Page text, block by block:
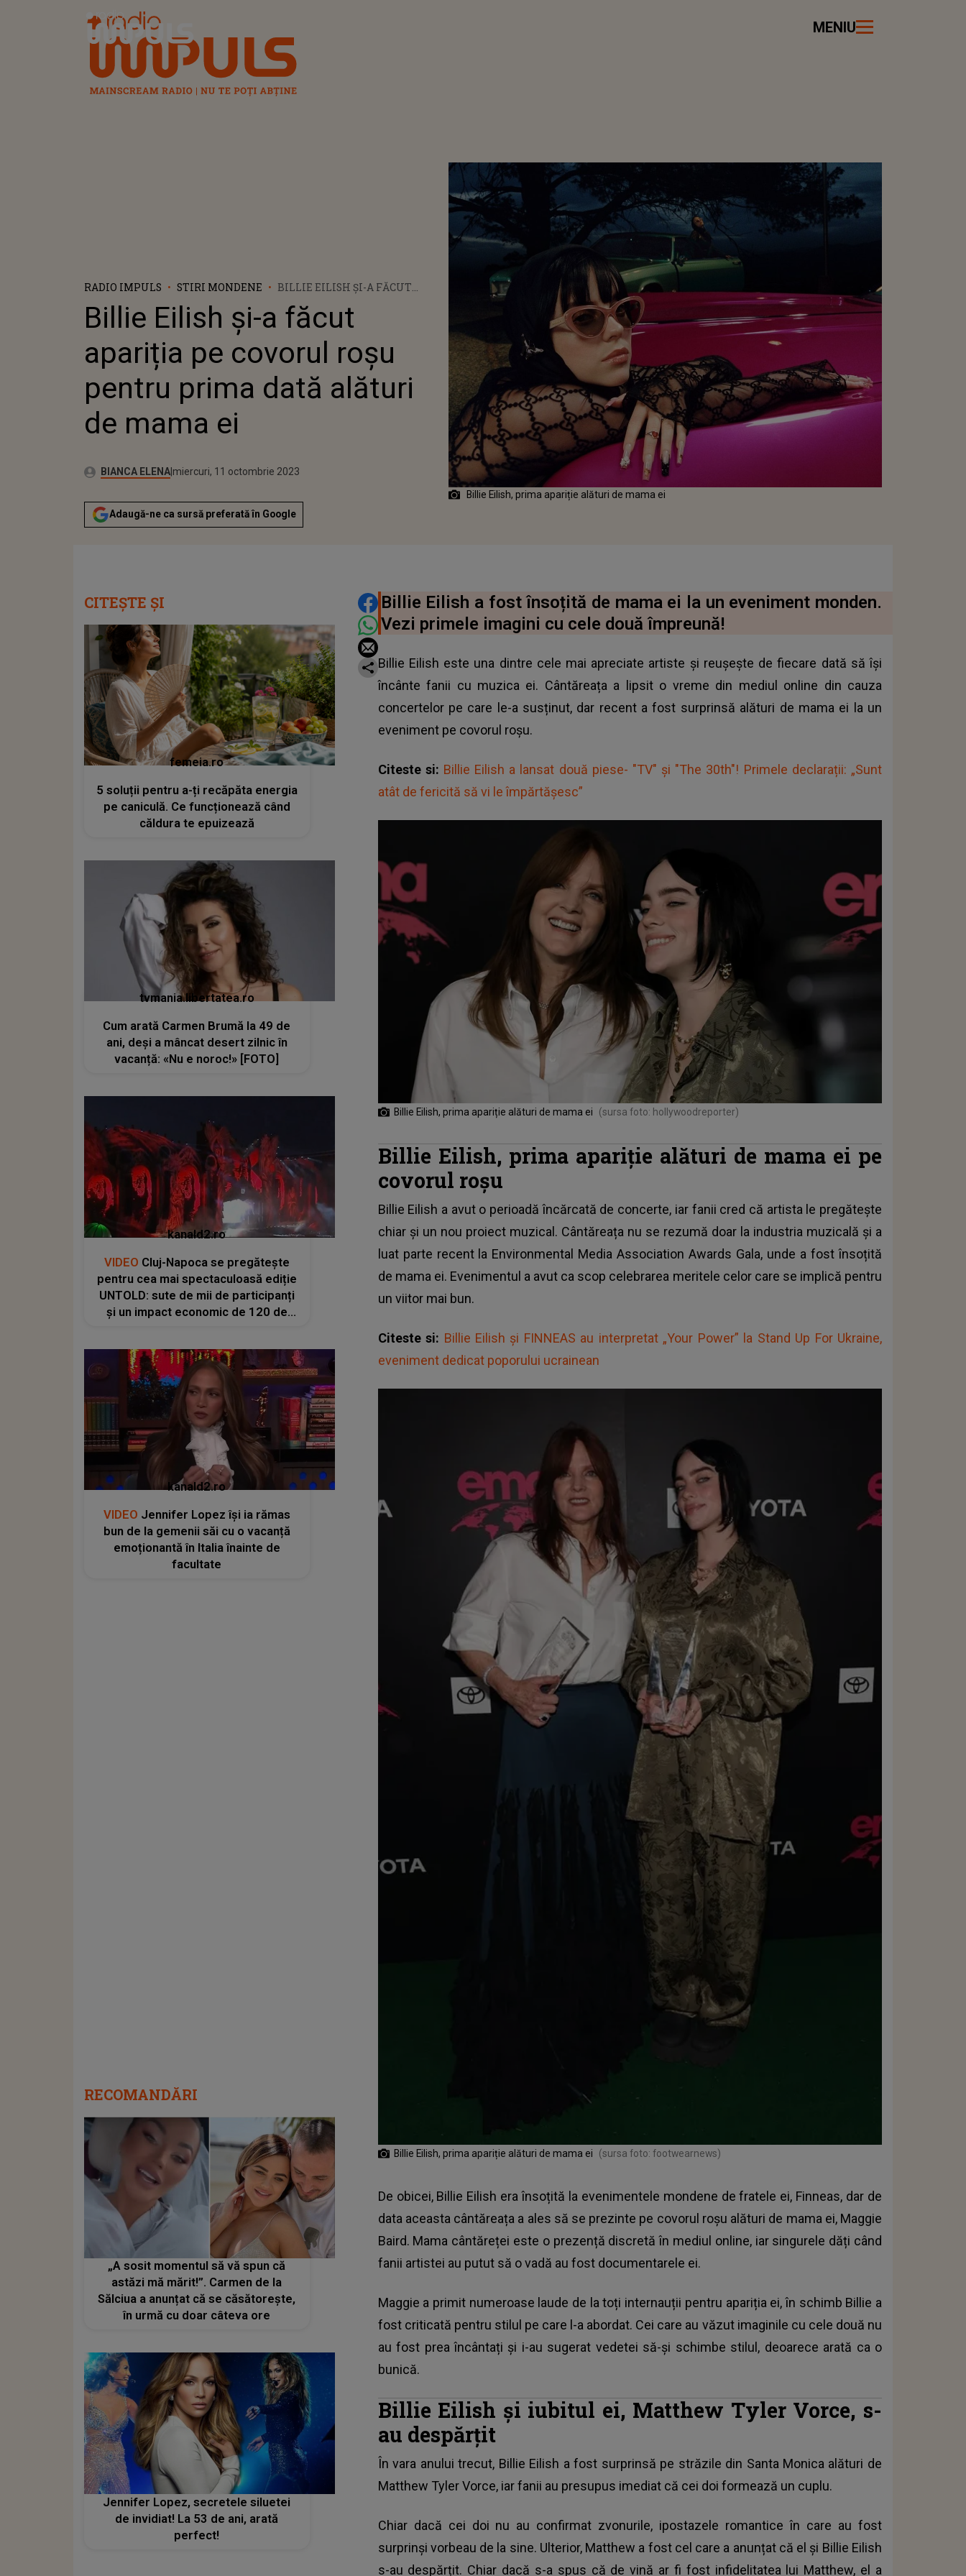
Radio Impuls MENIU
RADIO IMPULS STIRI MONDENE
BILLIE EILISH ȘI-A FĂCUT
PENTRU PRIMA DATĂ ALĂTURI
DE MAMA EI
Billie Eilish și-a făcut
apariția pe covorul roșu
pentru prima dată alături
de mama ei
Autor:BIANCA ELENAPublicat:
marți, 11 octombrie 2022
Actualizat:
miercuri, 11 octombrie 2023
Adaugă-ne ca sursă preferată în Google
Billie Eilish, prima apariție alături de mama ei
DISTRIBUIE ARTICOLUL
Billie Eilish a fost însoțită de mama ei la un eveniment monden.
Vezi primele imagini cu cele două împreună!
Billie Eilish este una dintre cele mai apreciate artiste și reușește de fiecare dată să își
încânte fanii cu muzica ei. Cântăreața a lipsit o vreme din mediul online din cauza
concertelor pe care le-a susținut, dar recent a fost surprinsă alături de mama ei la un
eveniment pe covorul roșu.
Citeste si: Billie Eilish a lansat două piese- "TV" și "The 30th"! Primele declarații: „Sunt
atât de fericită să vi le împărtășesc”
Billie Eilish, prima apariție alături de mama ei (sursa foto: hollywoodreporter)
Billie Eilish, prima apariție alături de mama ei pe
covorul roșu
Billie Eilish a avut o perioadă încărcată de concerte, iar fanii cred că artista le pregătește
chiar și un nou proiect muzical. Cântăreața nu se rezumă doar la industria muzicală și a
luat parte recent la Environmental Media Association Awards Gala, unde a fost însoțită
de mama ei. Evenimentul a avut ca scop celebrarea meritele celor care se implică pentru
un viitor mai bun.
Citeste si: Billie Eilish și FINNEAS au interpretat „Your Power” la Stand Up For Ukraine,
eveniment dedicat poporului ucrainean
Billie Eilish, prima apariție alături de mama ei (sursa foto: footwearnews)
De obicei, Billie Eilish era însoțită la evenimentele mondene de fratele ei, Finneas, dar de
data aceasta cântăreața a ales să se prezinte pe covorul roșu alături de mama ei, Maggie
Baird. Mama cântăreței este o prezență discretă în mediul online, iar singurele dăți când
fanii artistei au putut să o vadă au fost documentarele ei.
Maggie a primit numeroase laude de la toți internauții pentru apariția ei, în schimb Billie a
fost criticată pentru stilul pe care l-a abordat. Cei care au văzut imaginile cu cele două nu
au fost prea încântați și i-au sugerat vedetei să-și schimbe stilul, deoarece arată ca o
bunică.
Billie Eilish și iubitul ei, Matthew Tyler Vorce, s-
au despărțit
În vara anului trecut, Billie Eilish a fost surprinsă pe străzile din Santa Monica alături de
Matthew Tyler Vorce, iar fanii au presupus imediat că cei doi formează un cuplu.
Chiar dacă cei doi nu au confirmat zvonurile, ipostazele romantice în care au fost
surprinși vorbeau de la sine. Ulterior, Matthew a fost cel care a anunțat că el și Billie Eilish
s-au despărțit. Chiar dacă s-a spus că de vină ar fi fost infidelitatea lui Matthew, el a
CITEȘTE ȘI
femeia.ro
5 soluții pentru a-ți recăpăta energia
pe caniculă. Ce funcționează când
căldura te epuizează
tvmania.libertatea.ro
Cum arată Carmen Brumă la 49 de
ani, deși a mâncat desert zilnic în
vacanță: «Nu e noroc!» [FOTO]
kanald2.ro
VIDEO Cluj-Napoca se pregătește
pentru cea mai spectaculoasă ediție
UNTOLD: sute de mii de participanți
și un impact economic de 120 de
kanald2.ro
VIDEO Jennifer Lopez își ia rămas
bun de la gemenii săi cu o vacanță
emoționantă în Italia înainte de
facultate
RECOMANDĂRI
„A sosit momentul să vă spun că
astăzi mă mărit!”. Carmen de la
Sălciua a anunțat că se căsătorește,
în urmă cu doar câteva ore
Jennifer Lopez, secretele siluetei
de invidiat! La 53 de ani, arată
perfect!